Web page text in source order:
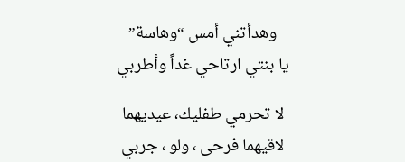
وهدأتني أمس “وهاسة”
يا بنتي ارتاحي غداً وأطربي
لا تحرمي طفليك، عيديهما
لاقيهما فرحى ، ولو ، جربي